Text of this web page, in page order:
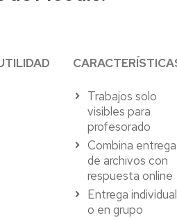
Trabajos solo
visibles para
profesorado
Combina entrega
de archivos con
respuesta online
Entrega individual
o en grupo